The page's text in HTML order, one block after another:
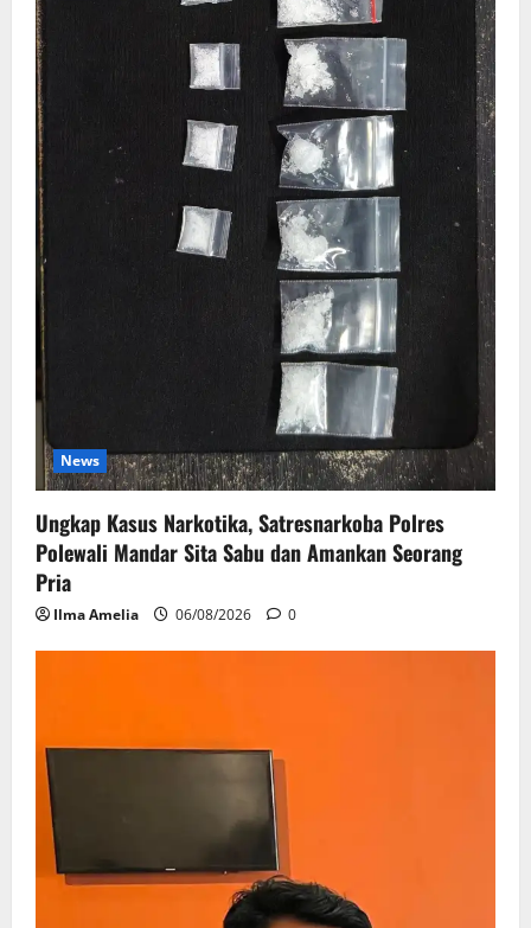
News
Ungkap Kasus Narkotika, Satresnarkoba Polres
Polewali Mandar Sita Sabu dan Amankan Seorang
Pria
Ilma Amelia 06/08/2026 0